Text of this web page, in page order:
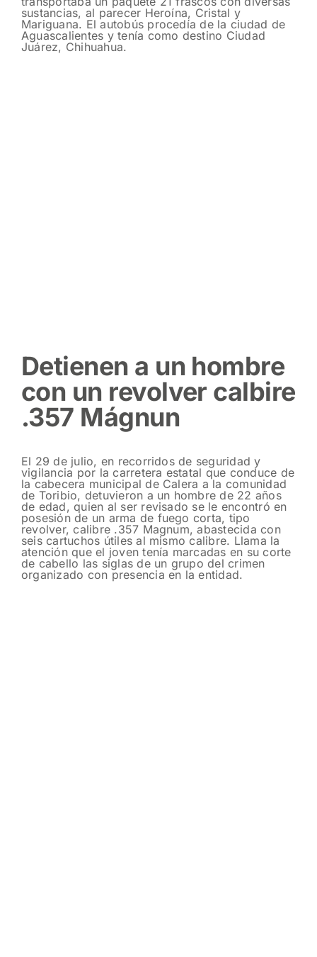
sustancias, al parecer Heroína, Cristal y
Mariguana. El autobús procedía de la ciudad de
Aguascalientes y tenía como destino Ciudad
Juárez, Chihuahua.
Detienen a un hombre
con un revolver calbire
.357 Mágnun
El 29 de julio, en recorridos de seguridad y
vigilancia por la carretera estatal que conduce de
la cabecera municipal de Calera a la comunidad
de Toribio, detuvieron a un hombre de 22 años
de edad, quien al ser revisado se le encontró en
posesión de un arma de fuego corta, tipo
revolver, calibre .357 Magnum, abastecida con
seis cartuchos útiles al mismo calibre. Llama la
atención que el joven tenía marcadas en su corte
de cabello las siglas de un grupo del crimen
organizado con presencia en la entidad.